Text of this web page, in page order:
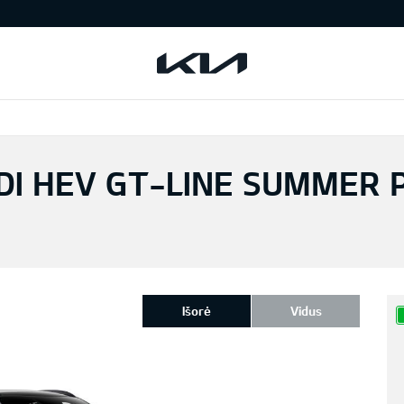
HEV GT-LINE SUMMER
Išorė Vidus